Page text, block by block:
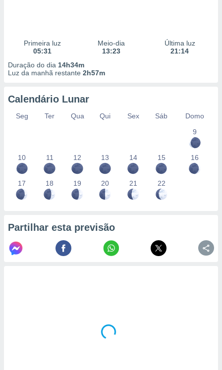
Primeira luz
05:31
Meio-dia
13:23
Última luz
21:14
Duração do dia 14h34m
Luz da manhã restante 2h57m
Calendário Lunar
Seg Ter Qua Qui Sex Sáb
Domo
9
10 11 12 13 14 15 16
17 18 19 20 21 22
Partilhar esta previsão